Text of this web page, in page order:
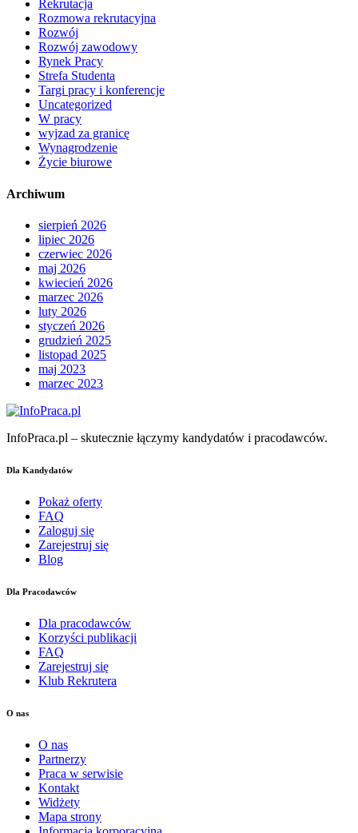
Rekrutacja
Rozmowa rekrutacyjna
Rozwój
Rozwój zawodowy
Rynek Pracy
Strefa Studenta
Targi pracy i konferencje
Uncategorized
W pracy
wyjzad za granicę
Wynagrodzenie
Życie biurowe
Archiwum
sierpień 2026
lipiec 2026
czerwiec 2026
maj 2026
kwiecień 2026
marzec 2026
luty 2026
styczeń 2026
grudzień 2025
listopad 2025
maj 2023
marzec 2023
InfoPraca.pl – skutecznie łączymy kandydatów i pracodawców.
Dla Kandydatów
Pokaż oferty
FAQ
Zaloguj się
Zarejestruj się
Blog
Dla Pracodawców
Dla pracodawców
Korzyści publikacji
FAQ
Zarejestruj się
Klub Rekrutera
O nas
O nas
Partnerzy
Praca w serwisie
Kontakt
Widżety
Mapa strony